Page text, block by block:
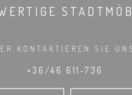
KONTAKTIEREN SIE
+36/46 611-736